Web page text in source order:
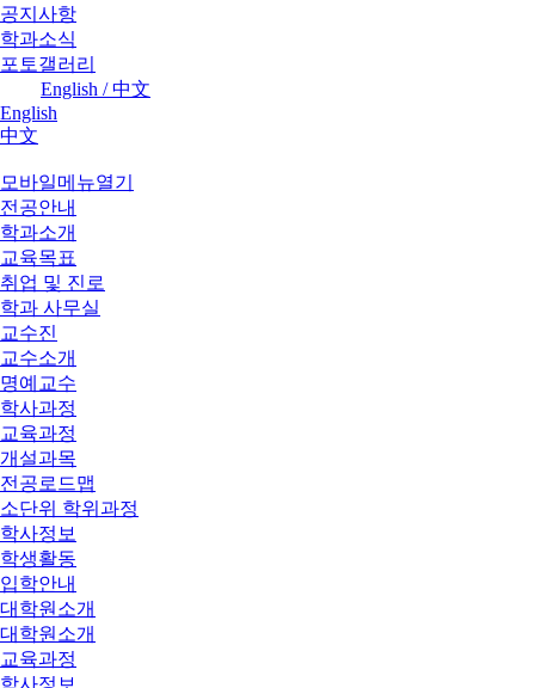
공지사항
학과소식
포토갤러리
English / 中文
English
中文
모바일메뉴열기
전공안내
학과소개
교육목표
취업 및 진로
학과 사무실
교수진
교수소개
명예교수
학사과정
교육과정
개설과목
전공로드맵
소단위 학위과정
학사정보
학생활동
입학안내
대학원소개
대학원소개
교육과정
학사정보